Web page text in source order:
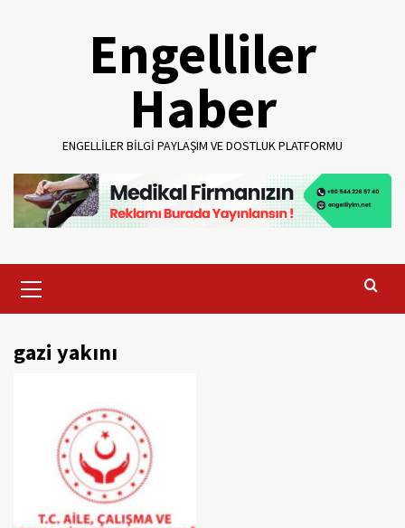
Engelliler
Haber
ENGELLILER BILGI PAYLAŞIM VE DOSTLUK PLATFORMU
Menu
gazi yakını